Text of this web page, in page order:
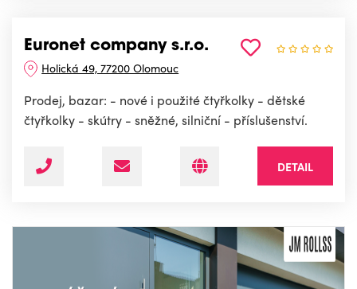
Euronet company s.r.o.
Holická 49, 77200 Olomouc
Prodej, bazar: - nové i použité čtyřkolky - dětské
čtyřkolky - skútry - sněžné, silniční - příslušenství.
DETAIL